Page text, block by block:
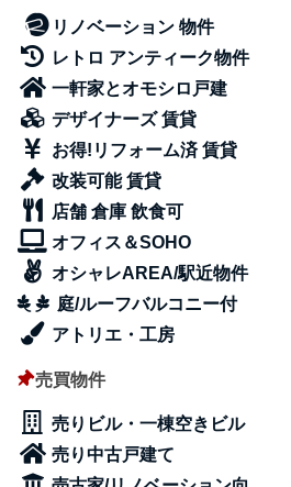
リノベーション 物件
レトロ アンティーク物件
一軒家とオモシロ戸建
デザイナーズ 賃貸
お得!リフォーム済 賃貸
改装可能 賃貸
店舗 倉庫 飲食可
オフィス＆SOHO
オシャレAREA/駅近物件
庭/ルーフバルコニー付
アトリエ・工房
売買物件
売りビル・一棟空きビル
売り中古戸建て